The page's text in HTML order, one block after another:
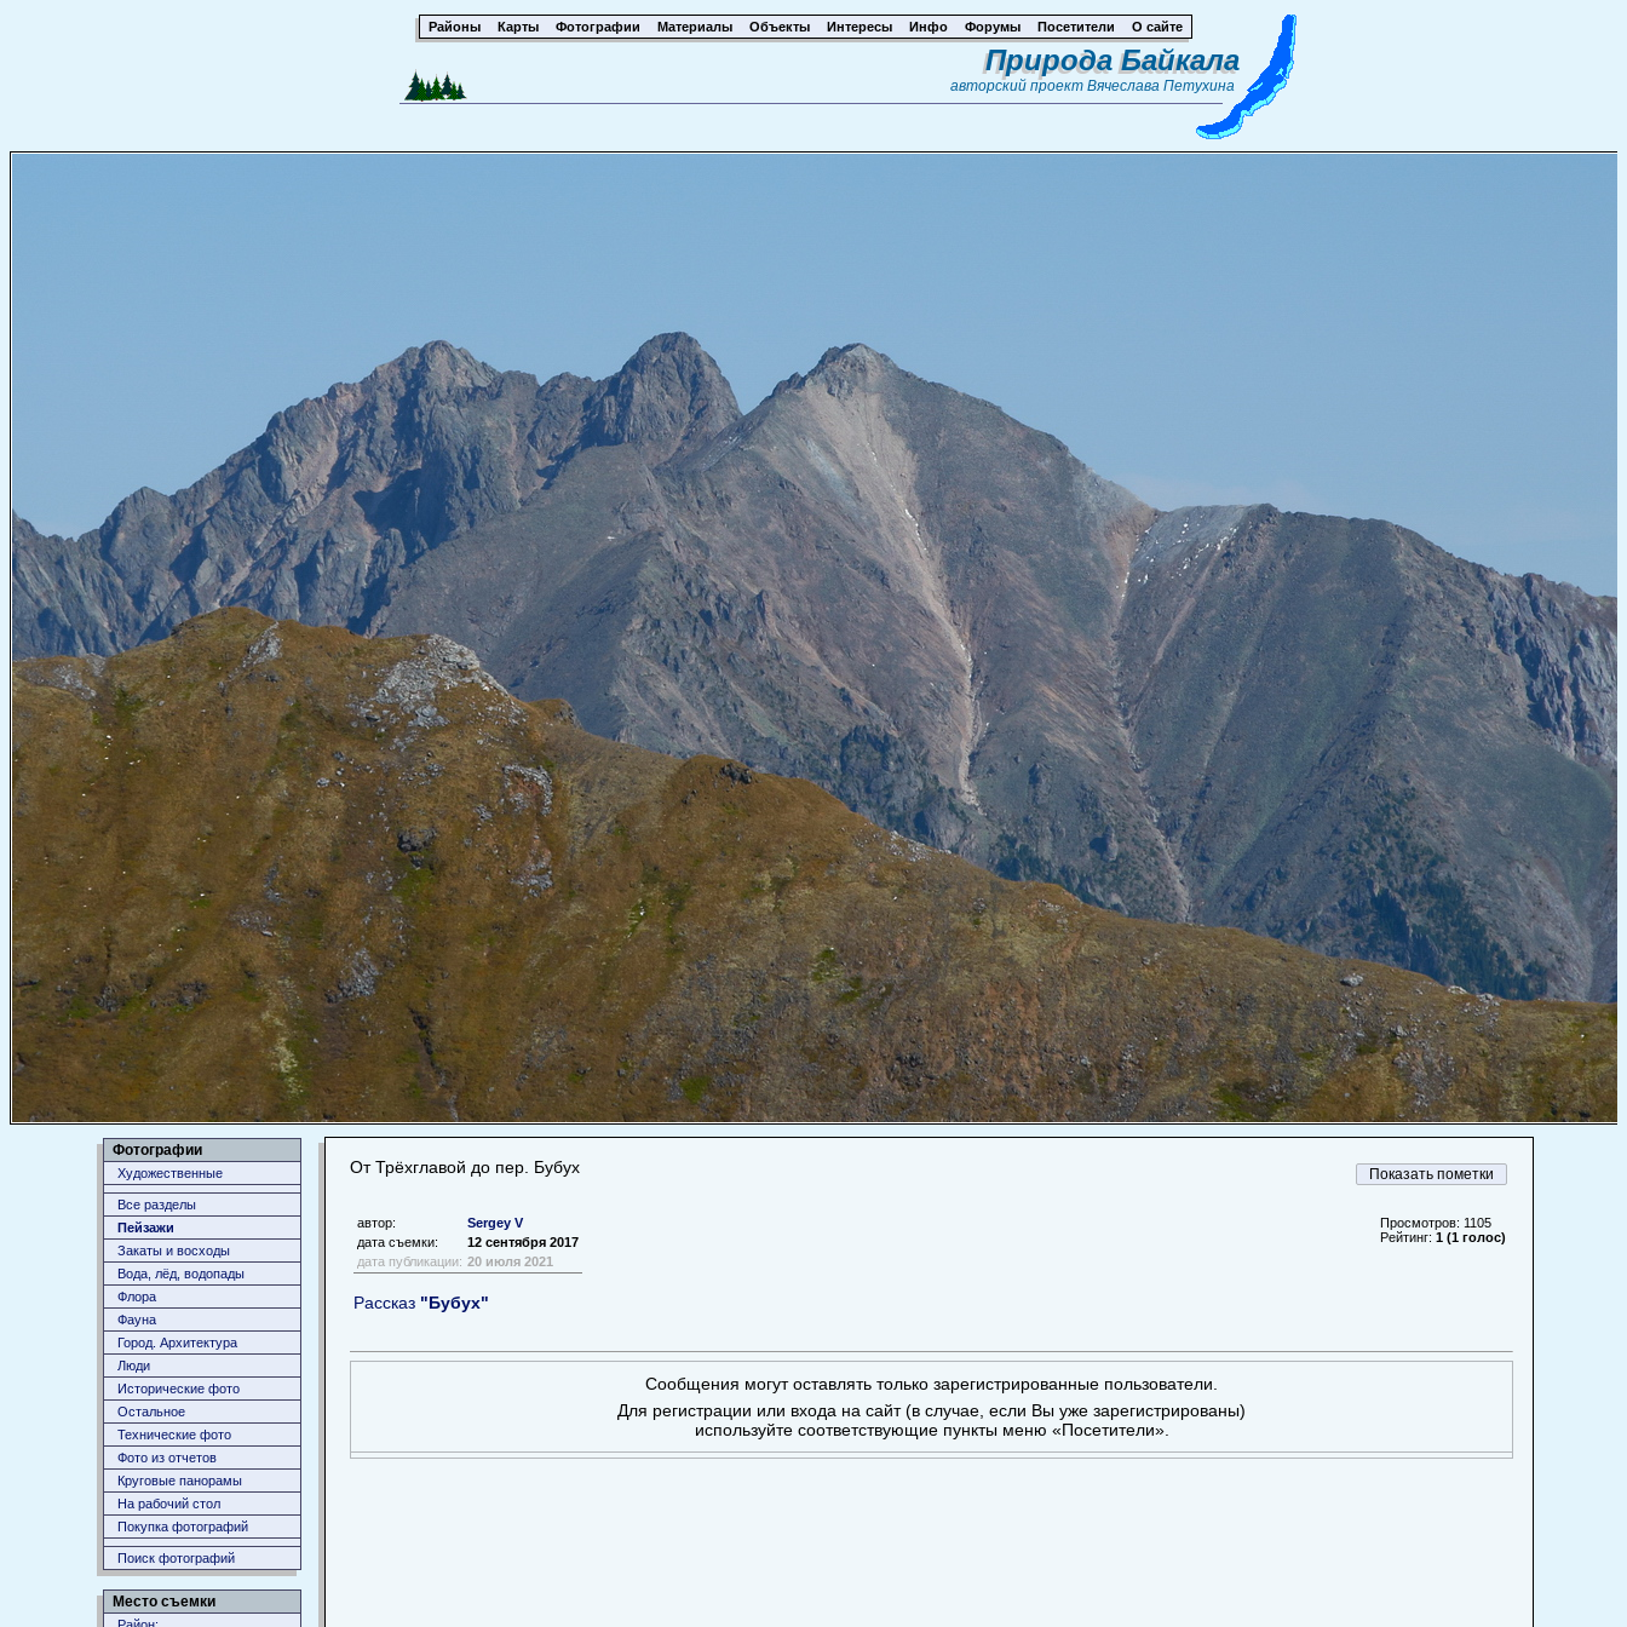
Районы Карты Фотографии Материалы Объекты Интересы Инфо Форумы Посетители О сайте
Природа Байкала
авторский проект Вячеслава Петухина
Фотографии
Художественные
Все разделы
Пейзажи
Закаты и восходы
Вода, лёд, водопады
Флора
Фауна
Город. Архитектура
Люди
Исторические фото
Остальное
Технические фото
Фото из отчетов
Круговые панорамы
На рабочий стол
Покупка фотографий
Поиск фотографий
Место съемки
От Трёхглавой до пер. Бубух
автор:
Sergey V
дата съемки:
12 сентября 2017
дата публикации: 20 июля 2021
Рассказ "Бубух"
Просмотров: 1105
Рейтинг: 1 (1 голос)
Сообщения могут оставлять только зарегистрированные пользователи.
Для регистрации или входа на сайт (в случае, если Вы уже зарегистрированы)
используйте соответствующие пункты меню «Посетители».